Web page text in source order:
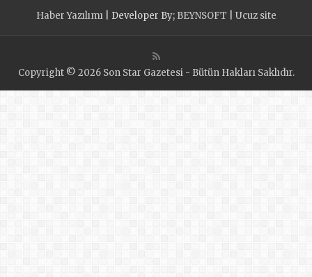
Haber Yazılımı| Developer By; BEYNSOFT Ucuz site
Copyright © 2026 Son Star Gazetesi - Bütün Hakları Saklıdır.